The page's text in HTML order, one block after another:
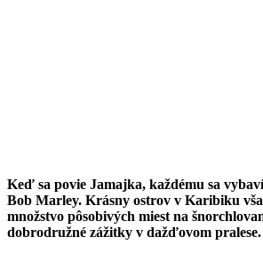
Keď sa povie Jamajka, každému sa
Bob Marley. Krásny ostrov v Karibiku
množstvo pôsobivých miest na
dobrodružné zážitky v dažďovom pralese.